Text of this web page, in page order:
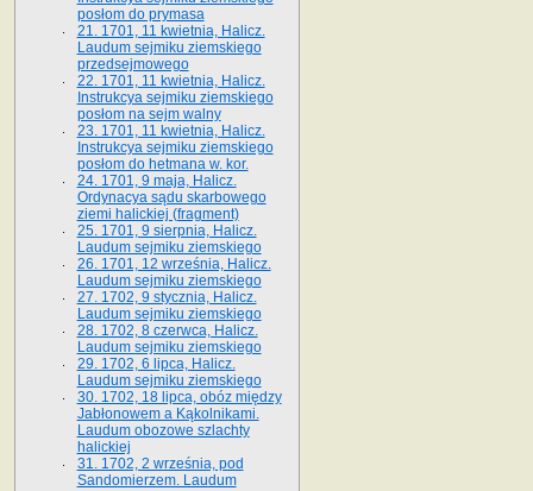
posłom do prymasa
21. 1701, 11 kwietnia, Halicz.
Laudum sejmiku ziemskiego
przedsejmowego
22. 1701, 11 kwietnia, Halicz.
Instrukcya sejmiku ziemskiego
posłom na sejm walny
23. 1701, 11 kwietnia, Halicz.
Instrukcya sejmiku ziemskiego
posłom do hetmana w. kor.
24. 1701, 9 maja, Halicz.
Ordynacya sądu skarbowego
ziemi halickiej (fragment)
25. 1701, 9 sierpnia, Halicz.
Laudum sejmiku ziemskiego
26. 1701, 12 września, Halicz.
Laudum sejmiku ziemskiego
27. 1702, 9 stycznia, Halicz.
Laudum sejmiku ziemskiego
28. 1702, 8 czerwca, Halicz.
Laudum sejmiku ziemskiego
29. 1702, 6 lipca, Halicz.
Laudum sejmiku ziemskiego
30. 1702, 18 lipca, obóz między
Jabłonowem a Kąkolnikami.
Laudum obozowe szlachty
halickiej
31. 1702, 2 września, pod
Sandomierzem. Laudum